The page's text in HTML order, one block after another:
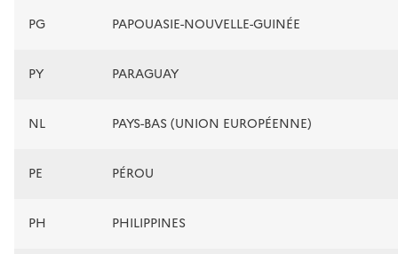
PG PAPOUASIE-NOUVELLE-GUINÉE
PY PARAGUAY
NL PAYS-BAS (UNION EUROPÉENNE)
PE PÉROU
PH PHILIPPINES